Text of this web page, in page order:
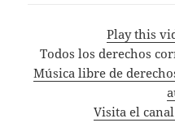
Play this
Todos los derechos
Música libre de
Visita el